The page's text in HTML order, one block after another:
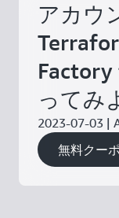
アカウ
ってみ
2023-07-03 |
無料クー